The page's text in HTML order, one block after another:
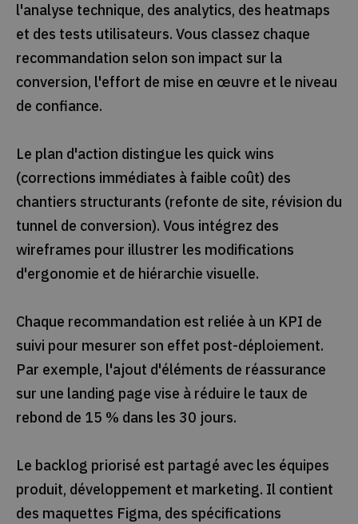
l'analyse technique, des analytics, des heatmaps
et des tests utilisateurs. Vous classez chaque
recommandation selon son impact sur la
conversion, l'effort de mise en œuvre et le niveau
de confiance.
Le plan d'action distingue les quick wins
(corrections immédiates à faible coût) des
chantiers structurants (refonte de site, révision du
tunnel de conversion). Vous intégrez des
wireframes pour illustrer les modifications
d'ergonomie et de hiérarchie visuelle.
Chaque recommandation est reliée à un KPI de
suivi pour mesurer son effet post-déploiement.
Par exemple, l'ajout d'éléments de réassurance
sur une landing page vise à réduire le taux de
rebond de 15 % dans les 30 jours.
Le backlog priorisé est partagé avec les équipes
produit, développement et marketing. Il contient
des maquettes Figma, des spécifications